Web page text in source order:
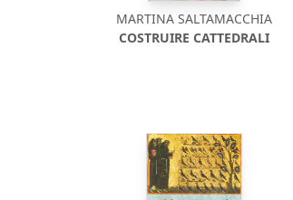
MARTINA SALTAMACCHIA
COSTRUIRE CATTEDRALI